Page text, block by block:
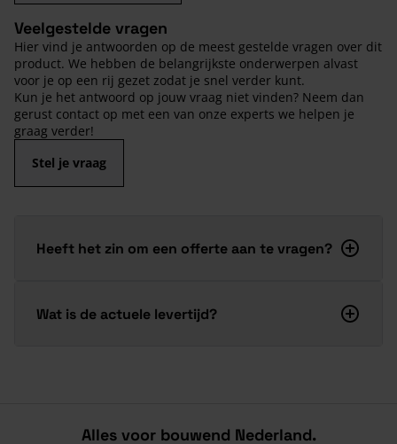
Veelgestelde vragen
Hier vind je antwoorden op de meest gestelde vragen over dit
product. We hebben de belangrijkste onderwerpen alvast
voor je op een rij gezet zodat je snel verder kunt.
Kun je het antwoord op jouw vraag niet vinden? Neem dan
gerust contact op met een van onze experts we helpen je
graag verder!
Stel je vraag
Heeft het zin om een offerte aan te vragen?
Wat is de actuele levertijd?
Alles voor bouwend Nederland.